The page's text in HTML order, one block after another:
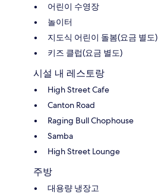
어린이 수영장
놀이터
지도식 어린이 돌봄(요금 별도)
키즈 클럽(요금 별도)
시설 내 레스토랑
High Street Cafe
Canton Road
Raging Bull Chophouse
Samba
High Street Lounge
주방
대용량 냉장고